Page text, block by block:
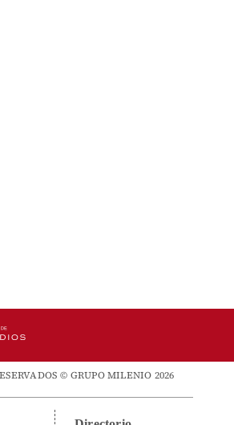
© GRUPO MILENIO 2026